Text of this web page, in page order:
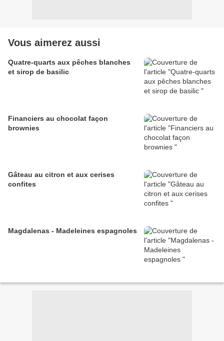
Vous aimerez aussi
Quatre-quarts aux pêches blanches
et sirop de basilic
Financiers au chocolat façon
brownies
Gâteau au citron et aux cerises
confites
Magdalenas - Madeleines espagnoles